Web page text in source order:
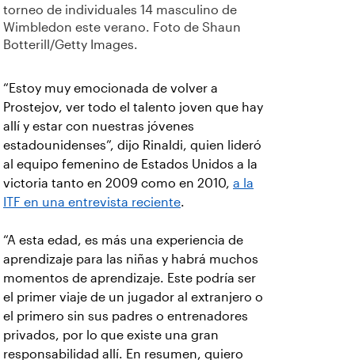
torneo de individuales 14 masculino de
Wimbledon este verano. Foto de Shaun
Botterill/Getty Images.
“Estoy muy emocionada de volver a
Prostejov, ver todo el talento joven que hay
allí y estar con nuestras jóvenes
estadounidenses”, dijo Rinaldi, quien lideró
al equipo femenino de Estados Unidos a la
victoria tanto en 2009 como en 2010, a la
ITF en una entrevista reciente.
“A esta edad, es más una experiencia de
aprendizaje para las niñas y habrá muchos
momentos de aprendizaje. Este podría ser
el primer viaje de un jugador al extranjero o
el primero sin sus padres o entrenadores
privados, por lo que existe una gran
responsabilidad allí. En resumen, quiero